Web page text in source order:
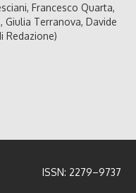
Francesco Quarta,
Giulia Terranova, Davide
Redazione)
ISSN: 2279–9737